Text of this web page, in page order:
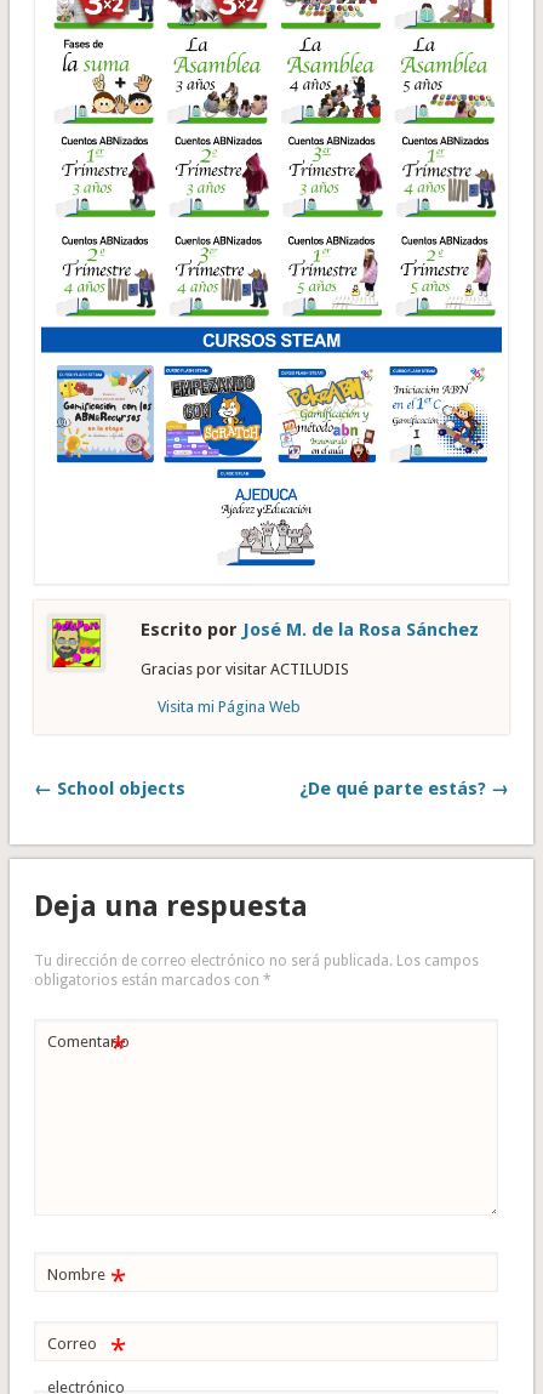
Escrito por José M. de la Rosa Sánchez
Gracias por visitar ACTILUDIS
Visita mi Página Web
← School objects ¿De qué parte estás? →
Deja una respuesta
Tu dirección de correo electrónico no será publicada. Los campos
obligatorios están marcados con *
Comentario
*
Nombre *
Correo
electrónico
*